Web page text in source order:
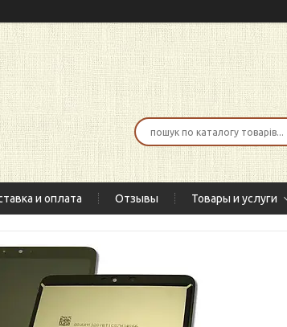
и оплата Отзывы Товары и услуги